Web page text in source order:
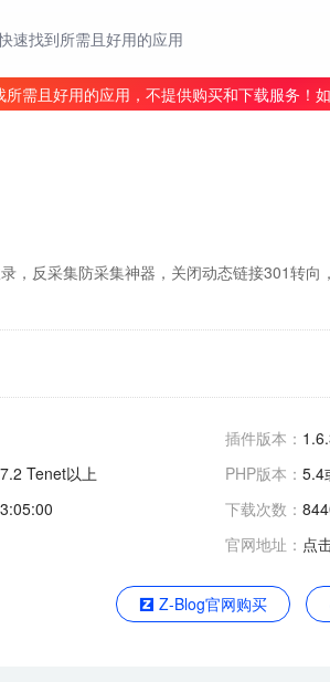
速找到所需且好用的应用
需且好用的应用，不提供购买和下载服务！
，反采集防采集神器，关闭动态链接301转
插件版本：
Tenet以上 PHP版本： 5.4
下载次数：
官网地址： 点
Z-Blog官网购买